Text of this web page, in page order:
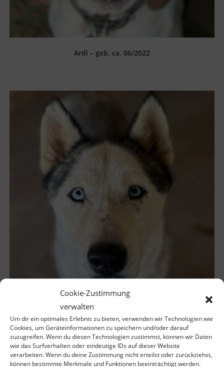
Cookie-Zustimmung
verwalten
Um dir ein optimales Erlebnis zu bieten, verwenden wir Technologien wie
Cookies, um Geräteinformationen zu speichern und/oder darauf
zuzugreifen. Wenn du diesen Technologien zustimmst, können wir Daten
wie das Surfverhalten oder eindeutige IDs auf dieser Website
verarbeiten. Wenn du deine Zustimmung nicht erteilst oder zurückziehst,
können bestimmte Merkmale und Funktionen beeinträchtigt werden.
Ardi – geb. ca. 06/2022
Argie – geb. ca. 07/2022